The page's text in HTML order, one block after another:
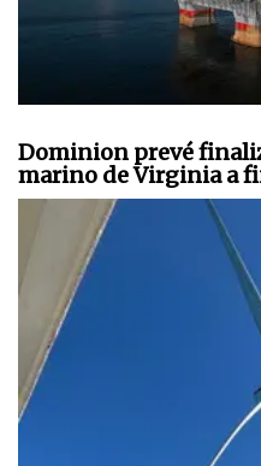
Dominion prevé
marino de Virginia a